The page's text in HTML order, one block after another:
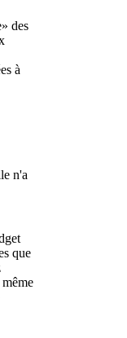
des
à
n'a
que